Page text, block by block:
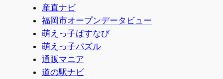
産直ナビ
福岡市オープンデータビュー
萌えっ子ばすなび
萌えっ子パズル
通販マニア
道の駅ナビ